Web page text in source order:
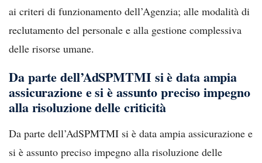
ai criteri di funzionamento dell’Agenzia; alle modalità di
reclutamento del personale e alla gestione complessiva
delle risorse umane.
Da parte dell’AdSPMTMI si è data ampia
assicurazione e si è assunto preciso impegno
alla risoluzione delle criticità
Da parte dell’AdSPMTMI si è data ampia assicurazione e
si è assunto preciso impegno alla risoluzione delle